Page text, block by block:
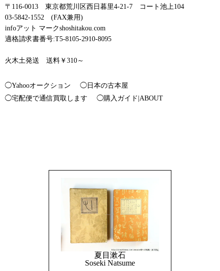
〒116-0013 東京都荒川区西日暮里4-21-7 コート池上104
03-5842-1552 (FAX兼用)
infoアット マークshoshitakou.com
適格請求書番号:T5-8105-2910-8095
火木土発送 送料￥310～
◯Yahooオークション
◯日本の古本屋
◯宅配便で通信買取します
◯購入ガイド|ABOUT
夏目漱石
Soseki Natsume